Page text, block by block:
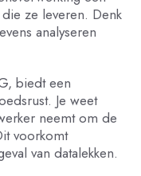
ze leveren. Denk
analyseren
biedt een
Je weet
neemt om de
voorkomt
van datalekken.